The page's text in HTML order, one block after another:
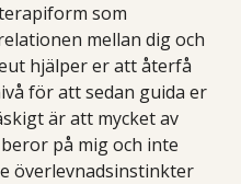
som
mellan dig och
hjälper er att återfå
för att sedan guida er
är att mycket av
på mig och inte
överlevnadsinstinkter